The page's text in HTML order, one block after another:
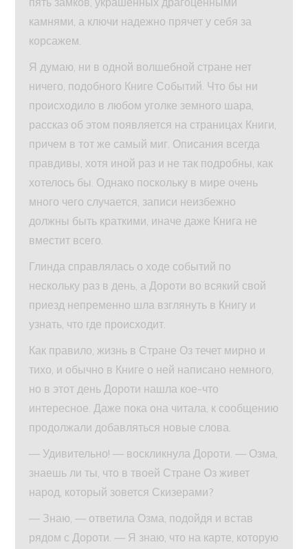
камнями, а ключи надежно прячет у себя за
корсажем.
Я думаю, ни в одной волшебной стране нет
ничего, подобного Книге Событий. Что бы ни
происходило в любом уголке земного шара,
рассказ об этом появляется на страницах Книги,
причем в тот же самый миг. Описания всегда
правдивы, хотя иной раз и не так подробны, как
хотелось бы. Однако поскольку в мире очень
много чего случается, записи неизбежно
должны быть краткими, иначе даже Книга не
вместит всего.
Глинда справлялась о ходе событий по
нескольку раз в день, а Дороти во всякий свой
приезд непременно шла взглянуть в Книгу и
узнать, что где происходит.
Как правило, жизнь в Стране Оз течет мирно и
тихо, и обычно в Книге о ней написано немного,
но в этот день Дороти нашла кое-что
интересное. Даже пока она читала, к сообщению
продолжали добавляться новые слова.
— Удивительно! — воскликнула Дороти. — Озма,
знаешь ли ты, что в твоей Стране Оз живет
народ, который зовется Скизерами?
— Знаю, — ответила Озма, подойдя и встав
рядом с Дороти. — Я знаю, что на карте, которую